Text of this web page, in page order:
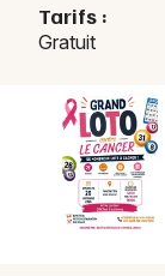
Tarifs :
Gratuit